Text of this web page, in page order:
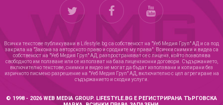
Всички текстове публикувани в Lifestyle.bg са собственост на "Уеб Медия Груп" АД и са под
закрила на "Закона за авторското право и сродните му права". Всички снимки и видеа са
собственост на "Уеб Медия Груп" АД, разпространяват се с лиценз, който позволява
свободното им ползване или се използват на база лицензионни договори. Съдържанието,
включително текстове, снимки и видео не могат да бъдат използвани и копирани без
изричното писмено разрешение на "Уеб Медия Груп" АД, включително с цел агрегиране на
съдържанието и сходни услуги.
© 1998 - 2026 WEB MEDIA GROUP. LIFESTYLE.BG Е РЕГИСТРИРАНА ТЪРГОВСКА